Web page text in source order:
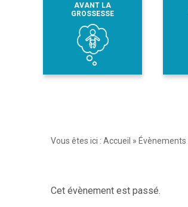
AVANT LA
GROSSESSE
Vous êtes ici :Accueil » Évènements
Cet évènement est passé.